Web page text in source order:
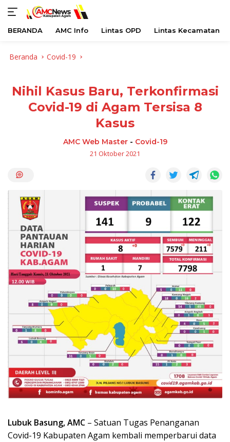
BERANDA AMC Info Lintas OPD Lintas Kecamatan
Beranda Covid-19
Nihil Kasus Baru, Terkonfirmasi
Covid-19 di Agam Tersisa 8
Kasus
AMC Web Master- Covid-19
21 Oktober 2021
Lubuk Basung, AMC – Satuan Tugas Penanganan
Covid-19 Kabupaten Agam kembali memperbarui data